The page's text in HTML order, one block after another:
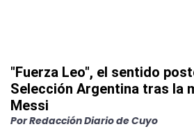
"Fuerza Leo", el sentido
Selección Argentina tras la
Messi
PorRedacción Diario de Cuyo